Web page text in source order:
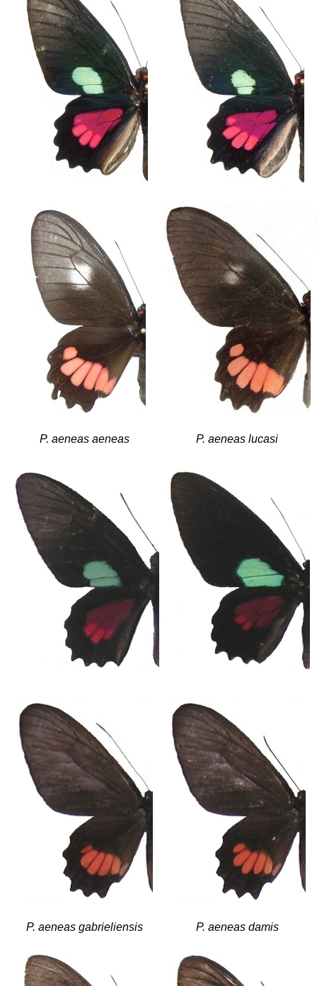
P. aeneas aeneas P. aeneas lucasi
P. aeneas gabrieliensis P. aeneas damis